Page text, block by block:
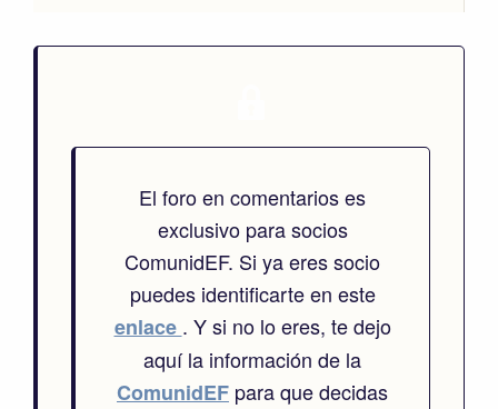
El foro en comentarios es
exclusivo para socios
ComunidEF. Si ya eres socio
puedes identificarte en este
enlace . Y si no lo eres, te dejo
aquí la información de la
ComunidEF para que decidas